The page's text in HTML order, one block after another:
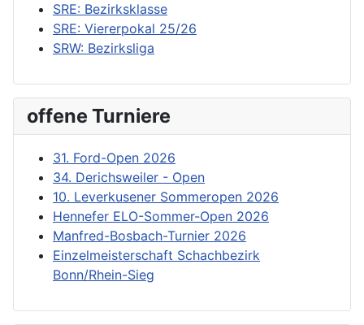
SRE: Bezirksklasse
SRE: Viererpokal 25/26
SRW: Bezirksliga
offene Turniere
31. Ford-Open 2026
34. Derichsweiler - Open
10. Leverkusener Sommeropen 2026
Hennefer ELO-Sommer-Open 2026
Manfred-Bosbach-Turnier 2026
Einzelmeisterschaft Schachbezirk
Bonn/Rhein-Sieg